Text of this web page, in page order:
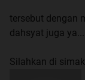
tersebut dengan
dahsyat juga
Silahkan di